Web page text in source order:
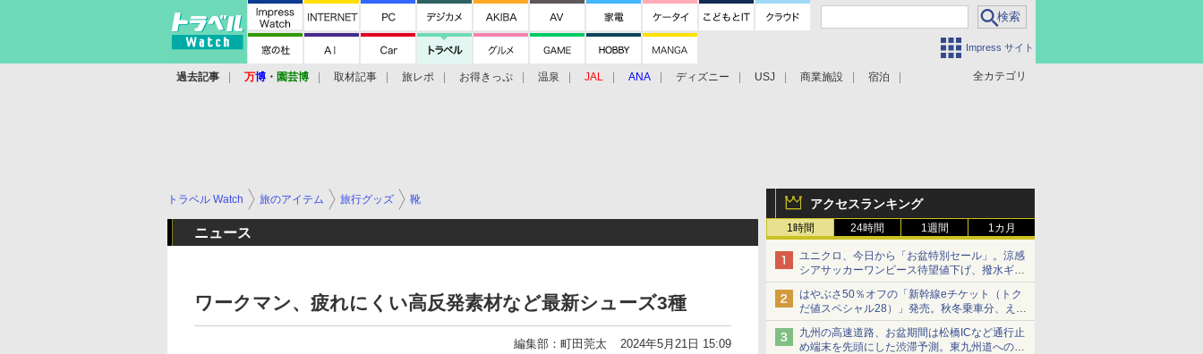
Impress サイト
全カテゴリ
過去記事 万博 ・ 園芸博 取材記事 旅レポ お得きっぷ 温泉 JAL ANA ディズニー USJ 商業施設 宿泊
アクセスランキング
1時間 24時間 1週間 1カ月
ユニクロ、今日から「お盆特別セール」。涼感
シアサッカーワンピース待望値下げ、撥水ギア
ショーツは1990円に
はやぶさ50％オフの「新幹線eチケット（トク
だ値スペシャル28）」発売。秋冬乗車分、えき
ねっと限定
九州の高速道路、お盆期間は松橋ICなど通行止
め端末を先頭にした渋滞予測。東九州道への迂
トラベル Watch 旅のアイテム 旅行グッズ 靴
ニュース
ワークマン、疲れにくい高反発素材など最新シューズ3種
編集部：町田莞太 2024年5月21日 15:09